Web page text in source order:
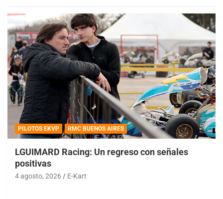
PILOTOS EKVP RMC BUENOS AIRES
LGUIMARD Racing: Un regreso con señales
positivas
4 agosto, 2026 E-Kart